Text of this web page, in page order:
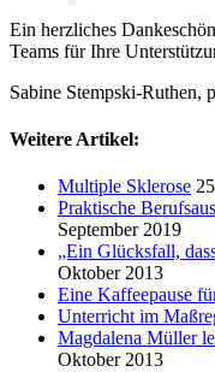
Ein herzliches
Teams für Ihre
Sabine Stempski-Ruthen,
Weitere Artikel:
Multiple Sklerose
Praktische
September 2019
„Ein Glücksfall,
Oktober 2013
Eine Kaffeepause
Unterricht im
Magdalena Müller
Oktober 2013